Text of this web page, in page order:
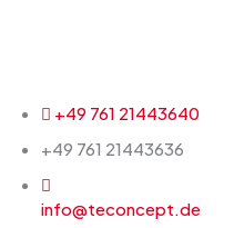
+49 761 21443640
+49 761 21443636
info@teconcept.de